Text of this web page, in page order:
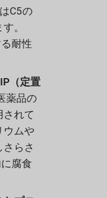
C5の
。
耐性
（定置
薬品の
されて
ウムや
らさ
腐食